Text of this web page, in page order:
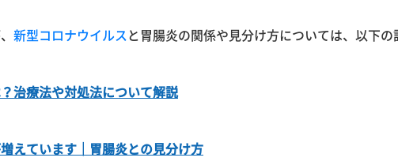
新型コロナウイルス と胃腸炎の関係や見分け方については、以下の
治療法や対処法について解説
えています｜胃腸炎との見分け方